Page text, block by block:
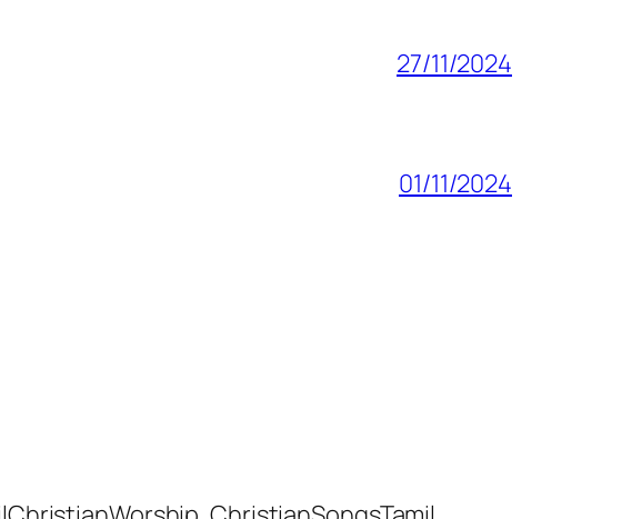
27/11/2024
01/11/2024